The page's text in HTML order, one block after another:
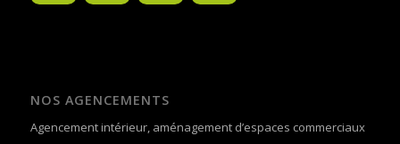
NOS AGENCEMENTS
Agencement intérieur, aménagement d’espaces commerciaux